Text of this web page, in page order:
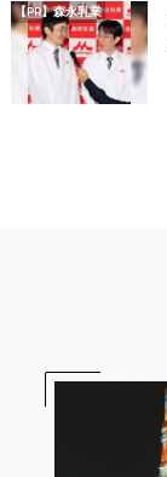
【PR】森永乳業